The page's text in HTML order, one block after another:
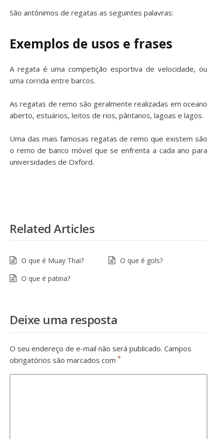
São antônimos de regatas as seguintes palavras:
Exemplos de usos e frases
A regata é uma competição esportiva de velocidade, ou
uma corrida entre barcos.
As regatas de remo são geralmente realizadas em oceano
aberto, estuários, leitos de rios, pântanos, lagoas e lagos.
Uma das mais famosas regatas de remo que existem são
o remo de banco móvel que se enfrenta a cada ano para
universidades de Oxford.
Related Articles
O que é Muay Thai?
O que é gols?
O que é patina?
Deixe uma resposta
O seu endereço de e-mail não será publicado. Campos
obrigatórios são marcados com *